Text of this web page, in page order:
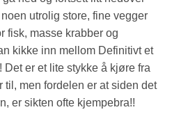
utrolig store, fine vegger
fisk, masse krabber og
kikke inn mellom Definitivt et
er et lite stykke å kjøre fra
men fordelen er at siden det
er sikten ofte kjempebra!!